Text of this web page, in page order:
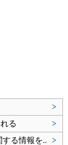
>
る
>
る情報を..
>